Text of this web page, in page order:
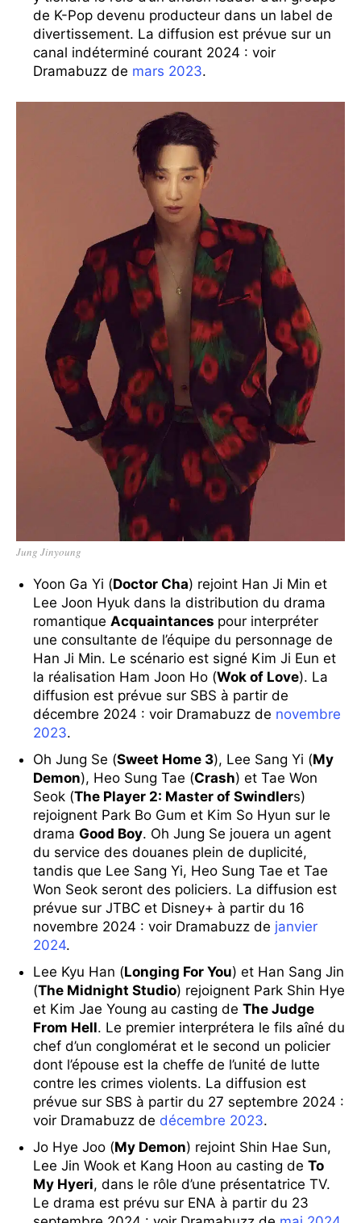
de K-Pop devenu producteur dans un label de
divertissement. La diffusion est prévue sur un
canal indéterminé courant 2024 : voir
Dramabuzz de mars 2023.
Jung Jinyoung
Yoon Ga Yi (Doctor Cha) rejoint Han Ji Min et
Lee Joon Hyuk dans la distribution du drama
romantique Acquaintances pour interpréter
une consultante de l’équipe du personnage de
Han Ji Min. Le scénario est signé Kim Ji Eun et
la réalisation Ham Joon Ho (Wok of Love). La
diffusion est prévue sur SBS à partir de
décembre 2024 : voir Dramabuzz de novembre
2023.
Oh Jung Se (Sweet Home 3), Lee Sang Yi (My
Demon), Heo Sung Tae (Crash) et Tae Won
Seok (The Player 2: Master of Swindlers)
rejoignent Park Bo Gum et Kim So Hyun sur le
drama Good Boy. Oh Jung Se jouera un agent
du service des douanes plein de duplicité,
tandis que Lee Sang Yi, Heo Sung Tae et Tae
Won Seok seront des policiers. La diffusion est
prévue sur JTBC et Disney+ à partir du 16
novembre 2024 : voir Dramabuzz de janvier
2024.
Lee Kyu Han (Longing For You) et Han Sang Jin
(The Midnight Studio) rejoignent Park Shin Hye
et Kim Jae Young au casting de The Judge
From Hell. Le premier interprétera le fils aîné du
chef d’un conglomérat et le second un policier
dont l’épouse est la cheffe de l’unité de lutte
contre les crimes violents. La diffusion est
prévue sur SBS à partir du 27 septembre 2024 :
voir Dramabuzz de décembre 2023.
Jo Hye Joo (My Demon) rejoint Shin Hae Sun,
Lee Jin Wook et Kang Hoon au casting de To
My Hyeri, dans le rôle d’une présentatrice TV.
Le drama est prévu sur ENA à partir du 23